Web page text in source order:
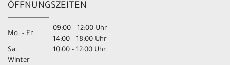
ÖFFNUNGSZEITEN
Mo. - Fr.
09:00 - 12:00 Uhr
14:00 - 18:00 Uhr
Sa.
10:00 - 12:00 Uhr
Winter